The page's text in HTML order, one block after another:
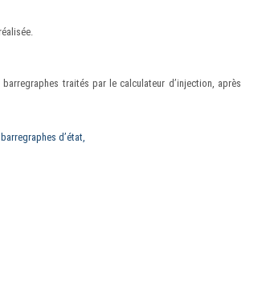
traités par le calculateur d’injection, après
d’état,